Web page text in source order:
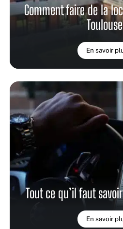
Comment faire de la
En savoir
Tout ce qu’il faut
En savoir